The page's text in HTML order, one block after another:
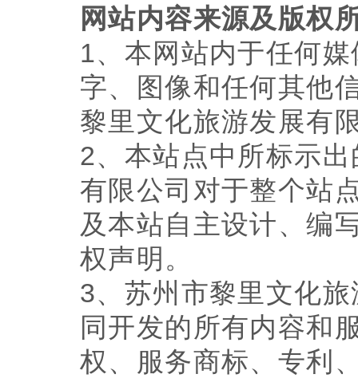
网站内容来源及版权
1、本网站内于任何
字、图像和任何其他
黎里文化旅游发展有
2、本站点中所标示
有限公司对于整个站
及本站自主设计、编
权声明。
3、苏州市黎里文化
同开发的所有内容和
权、服务商标、专利